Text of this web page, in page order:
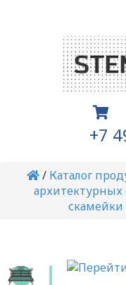
+7
/ Каталог
скамейки